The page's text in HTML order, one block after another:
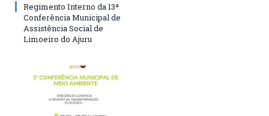
Regimento Interno da 13ª
Conferência Municipal de
Assistência Social de
Limoeiro do Ajuru